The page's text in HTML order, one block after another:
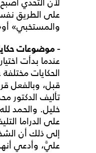
على الطريق
والمستخبي»
- موضوعات
عندما بدأت
الحكايات
قبل، وبالفعل
تأليف الدكتور
خليل. والحمد
على الدراما
إلى ذلك أن
عليَّ، وأدعي